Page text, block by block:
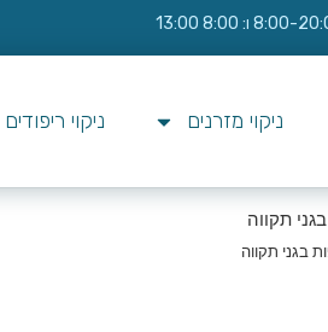
ניקוי מזרנים ניקוי
תקווה
בגני תקווה